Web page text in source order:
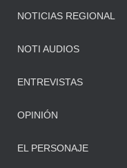
NOTICIAS REGIONAL
NOTI AUDIOS
ENTREVISTAS
OPINIÓN
EL PERSONAJE